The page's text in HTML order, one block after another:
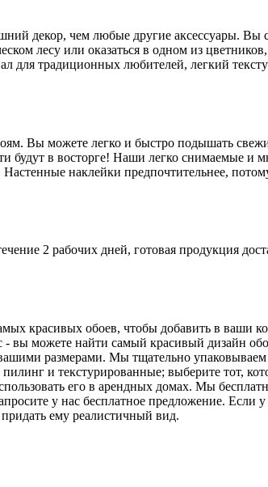
декор, чем любые другие аксессуары. Вы
лесу или оказаться в одном из
для традиционных любителей, легкий
Вы можете легко и быстро подышать
в восторге! Наши легко снимаемые и
наклейки предпочтительнее,
2 рабочих дней, готовая продукция
красивых обоев, чтобы добавить в ваши
вы можете найти самый красивый дизайн
размерами. Мы тщательно упаковываем
и текстурированные; выберите тот,
его в арендных домах. Мы
у нас бесплатное предложение.
ему реалистичный вид.